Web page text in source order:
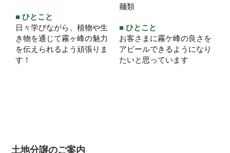
■ ひとこと
日々学びながら、植物や生
き物を通じて霧ヶ峰の魅力
を伝えられるよう頑張りま
す！
麺類
■ ひとこと
お客さまに霧ケ峰の良さを
アピールできるようになり
たいと思っています
土地分譲のご案内